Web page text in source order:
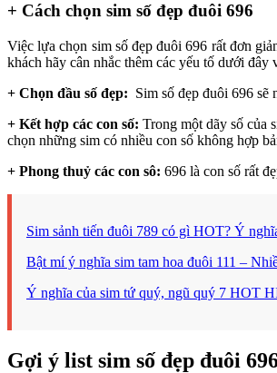
+ Cách chọn sim số đẹp đuôi 696
Việc lựa chọn sim số đẹp đuôi 696 rất đơn
khách hãy cân nhắc thêm các yếu tố dưới đây
+ Chọn đầu số đẹp: Sim số đẹp đuôi 696 sẽ
+ Kết hợp các con số: Trong một dãy số của
chọn những sim có nhiều con số không hợp
+ Phong thuỷ các con sô: 696 là con số rất
Sim sảnh tiến đuôi 789 có gì HOT? Ý
Bật mí ý nghĩa sim tam hoa đuôi 111 –
Ý nghĩa của sim tứ quý, ngũ quý 7 HOT
Gợi ý list sim số đẹp đuôi